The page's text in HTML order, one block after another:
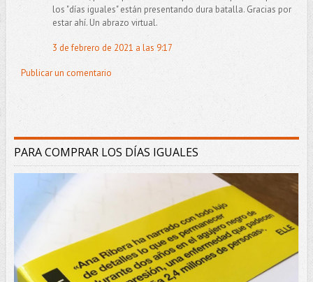
los "días iguales" están presentando dura batalla. Gracias por
estar ahí. Un abrazo virtual.
3 de febrero de 2021 a las 9:17
Publicar un comentario
PARA COMPRAR LOS DÍAS IGUALES